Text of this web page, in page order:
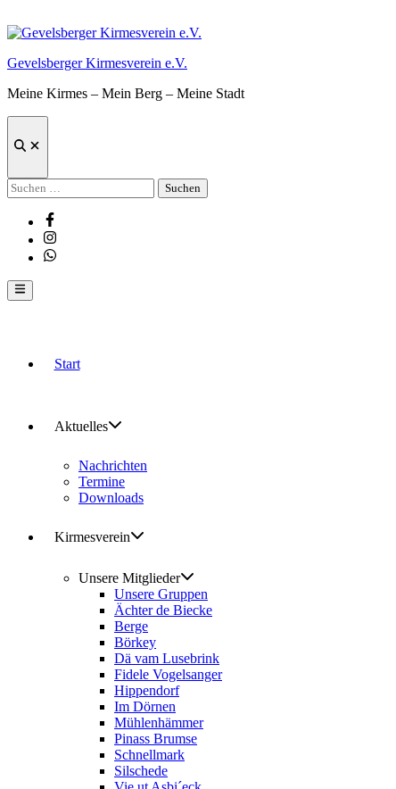
Inhalt
Gevelsberger Kirmesverein e.V.
Meine Kirmes – Mein Berg – Meine Stadt
Suche
Suchen
nach:
Facebook
Instagram
Whatsapp
Hauptmenü
Start
Aktuelles
Nachrichten
Termine
Downloads
Kirmesverein
Unsere Mitglieder
Unsere Gruppen
Ächter de Biecke
Berge
Börkey
Dä vam Lusebrink
Fidele Vogelsanger
Hippendorf
Im Dörnen
Mühlenhämmer
Pinass Brumse
Schnellmark
Silschede